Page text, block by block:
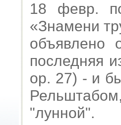
18 февр.
«Знамени
объявлено
последняя
op. 27) - и
"лунной".